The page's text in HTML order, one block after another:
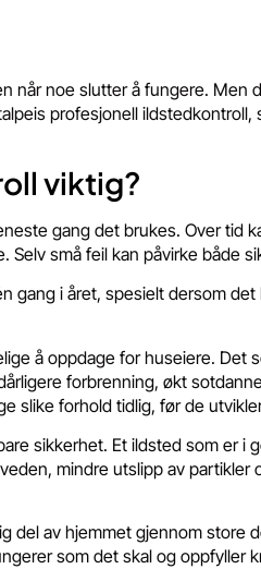
når noe slutter å fungere. Men
profesjonell
viktig?
gang det brukes. Over tid
Selv små feil kan påvirke både
gang i året, spesielt dersom
å oppdage for huseiere. Det
forbrenning, økt
slike forhold tidlig, før de
sikkerhet. Et ildsted som er i
mindre utslipp av
del av hjemmet gjennom store
som det skal og oppfyller